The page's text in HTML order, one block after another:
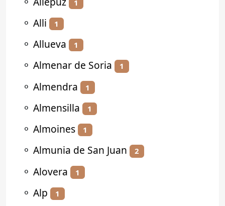
1
⚬ Alli 1
⚬ Allueva 1
⚬ Almenar de Soria 1
⚬ Almendra 1
⚬ Almensilla 1
⚬ Almoines 1
⚬ Almunia de San Juan 2
⚬ Alovera 1
⚬ Alp 1